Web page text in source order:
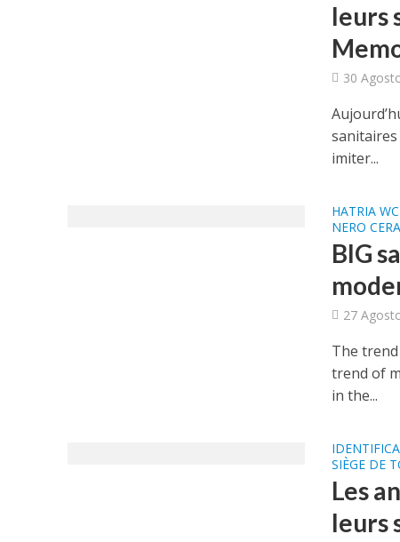
leurs
30
imiter...
HATRIA
NERO
BIG
27
The
trend of
in the...
SIÈGE DE
Les
leurs